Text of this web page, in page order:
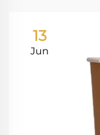
13
Jun